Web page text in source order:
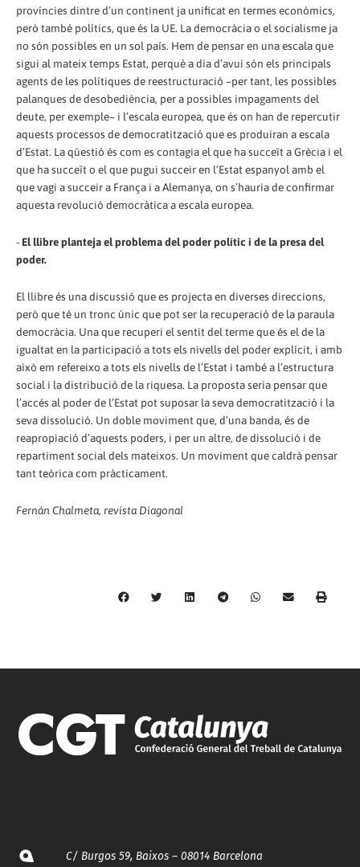
províncies dintre d’un continent ja unificat en termes econòmics,
però també polítics, que és la UE. La democràcia o el socialisme ja
no són possibles en un sol país. Hem de pensar en una escala que
sigui al mateix temps Estat, perquè a dia d’avui són els principals
agents de les polítiques de reestructuració –per tant, les possibles
palanques de desobediència, per a possibles impagaments del
deute, per exemple– i l’escala europea, que és on han de repercutir
aquests processos de democratització que es produiran a escala
d’Estat. La qüestió és com es contagia el que ha succeït a Grècia i el
que ha succeït o el que pugui succeir en l’Estat espanyol amb el
que vagi a succeir a França i a Alemanya, on s’hauria de confirmar
aquesta revolució democràtica a escala europea.
- El llibre planteja el problema del poder polític i de la presa del
poder.
El llibre és una discussió que es projecta en diverses direccions,
però que té un tronc únic que pot ser la recuperació de la paraula
democràcia. Una que recuperi el sentit del terme que és el de la
igualtat en la participació a tots els nivells del poder explícit, i amb
això em refereixo a tots els nivells de l’Estat i també a l’estructura
social i la distribució de la riquesa. La proposta seria pensar que
l’accés al poder de l’Estat pot suposar la seva democratització i la
seva dissolució. Un doble moviment que, d’una banda, és de
reapropiació d’aquests poders, i per un altre, de dissolució i de
repartiment social dels mateixos. Un moviment que caldrà pensar
tant teòrica com pràcticament.
Fernán Chalmeta, revista Diagonal
C/ Burgos 59, Baixos – 08014 Barcelona